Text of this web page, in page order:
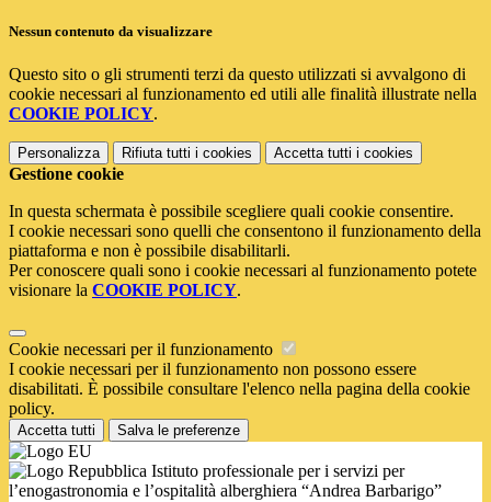
Nessun contenuto da visualizzare
Questo sito o gli strumenti terzi da questo utilizzati si avvalgono di
cookie necessari al funzionamento ed utili alle finalità illustrate nella
COOKIE POLICY.
Personalizza Rifiuta tutti i cookies Accetta tutti i cookies
Gestione cookie
In questa schermata è possibile scegliere quali cookie consentire.
I cookie necessari sono quelli che consentono il funzionamento della
piattaforma e non è possibile disabilitarli.
Per conoscere quali sono i cookie necessari al funzionamento potete
visionare la COOKIE POLICY.
Cookie necessari per il funzionamento
I cookie necessari per il funzionamento non possono essere
disabilitati. È possibile consultare l'elenco nella pagina della cookie
policy.
Accetta tutti Salva le preferenze
Istituto professionale per i servizi per
l’enogastronomia e l’ospitalità alberghiera “Andrea Barbarigo”